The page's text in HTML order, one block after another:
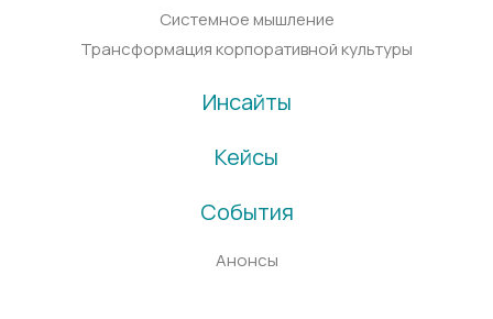
Системное мышление
Трансформация корпоративной культуры
Инсайты
Кейсы
События
Анонсы